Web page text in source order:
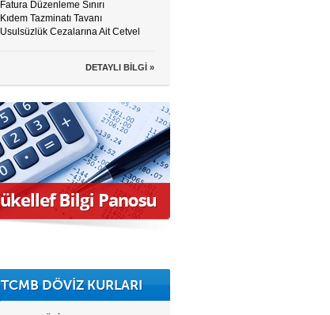
Fatura Düzenleme Sınırı
Kıdem Tazminatı Tavanı
Usulsüzlük Cezalarına Ait Cetvel
DETAYLI BİLGİ »
TCMB DÖVİZ KURLARI